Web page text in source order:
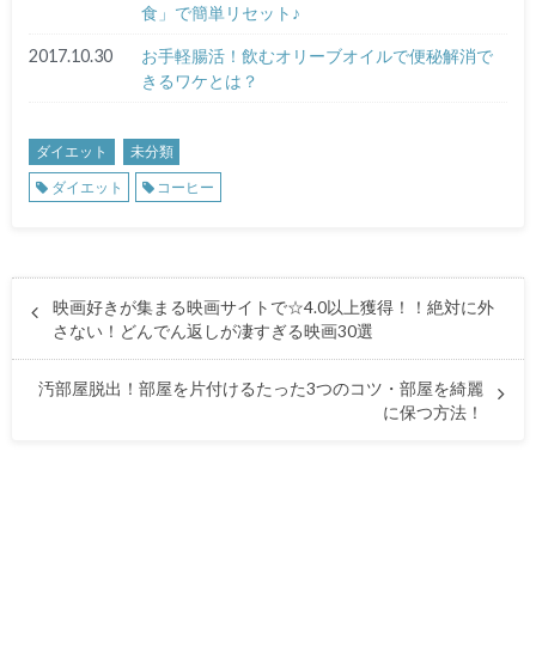
食」で簡単リセット♪
2017.10.30
お手軽腸活！飲むオリーブオイルで便秘解消で
きるワケとは？
ダイエット
未分類
ダイエット
コーヒー
映画好きが集まる映画サイトで☆4.0以上獲得！！絶対に外
さない！どんでん返しが凄すぎる映画30選
汚部屋脱出！部屋を片付けるたった3つのコツ・部屋を綺麗
に保つ方法！